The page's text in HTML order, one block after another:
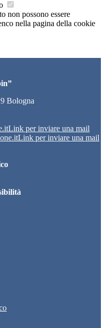
non possono essere
nella pagina della cookie
Bologna
Link per inviare una mail
Link per inviare una mail